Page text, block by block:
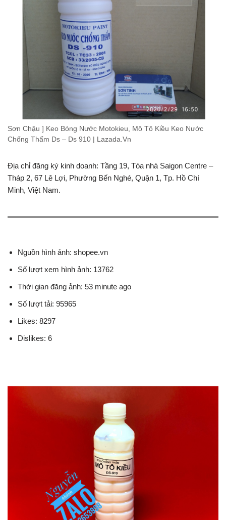
Sơn Chậu ] Keo Bóng Nước Motokieu, Mô Tô Kiều Keo Nước
Chống Thấm Ds – Ds 910 | Lazada.Vn
Địa chỉ đăng ký kinh doanh: Tầng 19, Tòa nhà Saigon Centre –
Tháp 2, 67 Lê Lợi, Phường Bến Nghé, Quận 1, Tp. Hồ Chí
Minh, Việt Nam.
Nguồn hình ảnh: shopee.vn
Số lượt xem hình ảnh: 13762
Thời gian đăng ảnh: 53 minute ago
Số lượt tải: 95965
Likes: 8297
Dislikes: 6